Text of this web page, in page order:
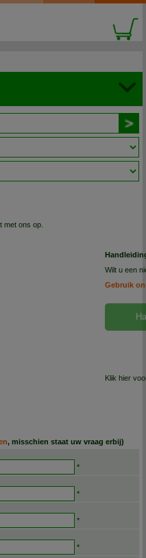
met ons op.
Wilt u een
Gebruik
Klik hier
, misschien staat uw vraag erbij)
*
*
*
*